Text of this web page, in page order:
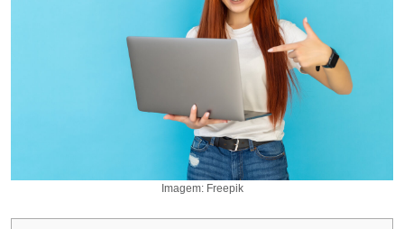
Imagem: Freepik